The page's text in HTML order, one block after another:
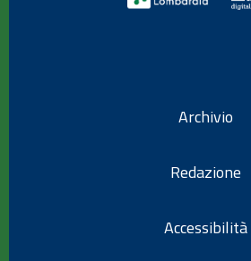
Archivio
Redazione
Accessibilità